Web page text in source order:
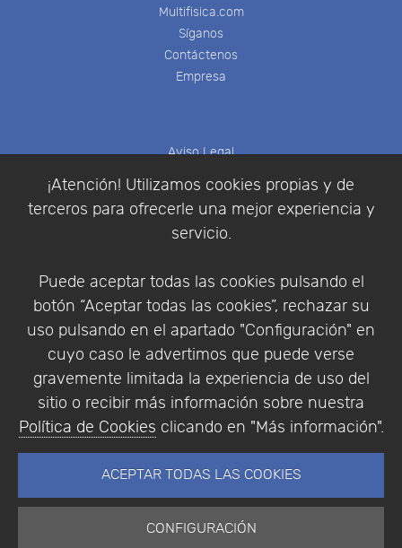
¡Atención! Utilizamos cookies propias y de
terceros para ofrecerle una mejor experiencia y
servicio.
Puede aceptar todas las cookies pulsando el
botón “Aceptar todas las cookies”, rechazar su
uso pulsando en el apartado "Configuración" en
cuyo caso le advertimos que puede verse
gravemente limitada la experiencia de uso del
sitio o recibir más información sobre nuestra
Política de Cookies clicando en "Más información".
ACEPTAR TODAS LAS COOKIES
CONFIGURACIÓN
Multifisica.com
Síganos
Contáctenos
Empresa
Aviso Legal
Política de Privacidad
Condiciones de compra
Identificarse
Empresa|Aviso Legal| Política de Privacidad |
Política de Cookies
© Copyright 1994 - 2026. Addlink Software
Científico, S.L.
Portugal.